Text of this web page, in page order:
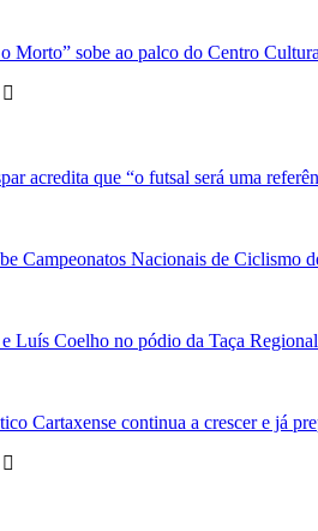
Morto” sobe ao palco do Centro
acredita que “o futsal será uma
Campeonatos Nacionais de Ciclismo
e Luís Coelho no pódio da Taça
Cartaxense continua a crescer e já